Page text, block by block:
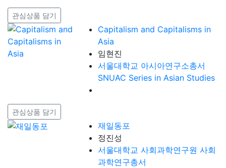
관심상품 담기
Capitalism and Capitalisms in
Asia
임현진
서울대학교 아시아연구소총서
SNUAC Series in Asian Studies
관심상품 담기
재일동포
정진성
서울대학교 사회과학연구원 사회
과학연구총서